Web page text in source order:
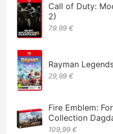
Call of Duty:
2)
79.99 €
Rayman
29,99 €
Fire Emblem:
Collection
109,99 €